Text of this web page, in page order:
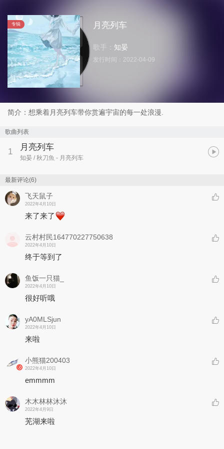
专辑 月亮列车
歌手： 知晏
发行时间： 2022-04-09
简介：想乘着月亮列车带你赏遍宇宙的每一处浪漫.
歌曲列表
1 月亮列车
知晏 / 秋刀魚 - 月亮列车
最新评论(6)
飞天鼠子
2022年4月10日
来了来了
云村村民164770227750638
2022年4月10日
终于等到了
鱼饭一只猫_
2022年4月10日
很好听哦
yA0MLSjun
2022年4月10日
来啦
小熊猫200403
2022年4月10日
emmmm
木木林林沐沐
2022年4月9日
芜湖来啦